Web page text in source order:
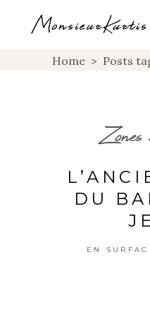
Home > Posts
Zones
DU
EN